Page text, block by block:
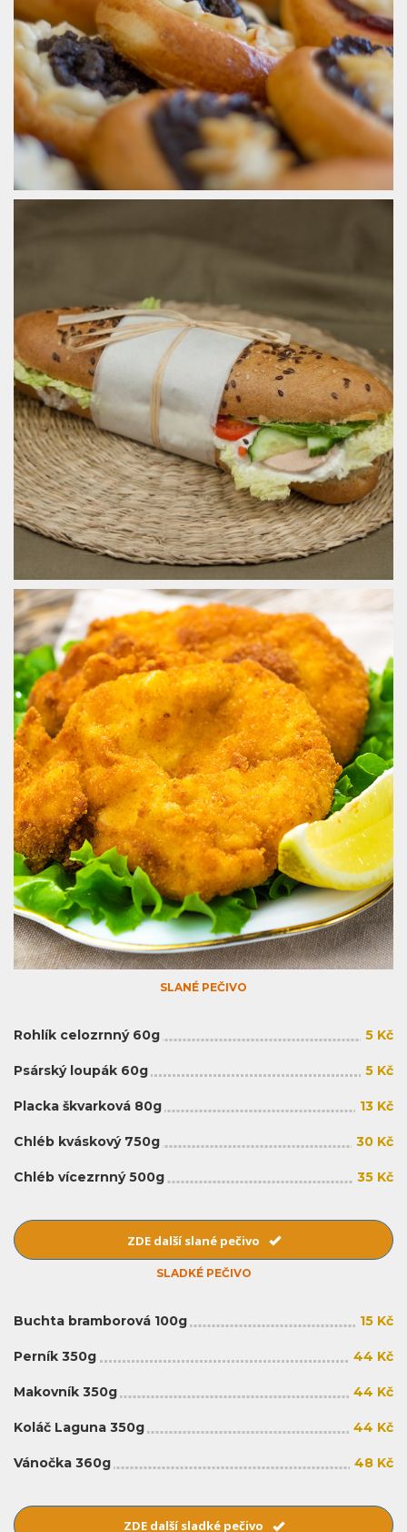
SLANÉ PEČIVO
Rohlík celozrnný 60g 5 Kč
Psárský loupák 60g 5 Kč
Placka škvarková 80g 13 Kč
Chléb kváskový 750g 30 Kč
Chléb vícezrnný 500g 35 Kč
ZDE další slané pečivo
SLADKÉ PEČIVO
Buchta bramborová 100g 15 Kč
Perník 350g 44 Kč
Makovník 350g 44 Kč
Koláč Laguna 350g 44 Kč
Vánočka 360g 48 Kč
ZDE další sladké pečivo